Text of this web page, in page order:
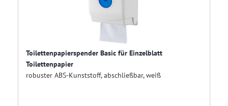
Toilettenpapierspender Basic für Einzelblatt
Toilettenpapier
robuster ABS-Kunststoff, abschließbar, weiß